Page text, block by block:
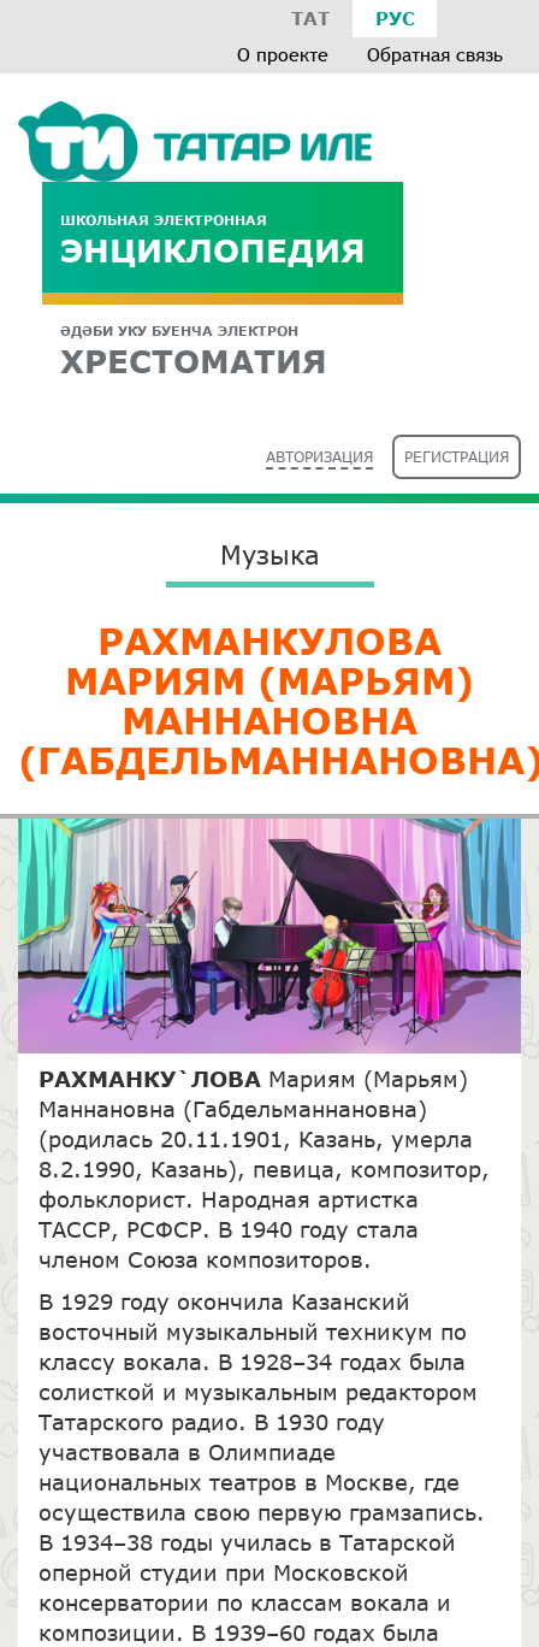
ТАТ РУС
О проекте Обратная связь
ШКОЛЬНАЯ ЭЛЕКТРОННАЯ
ЭНЦИКЛОПЕДИЯ
ӘДӘБИ УКУ БУЕНЧА ЭЛЕКТРОН
ХРЕСТОМАТИЯ
АВТОРИЗАЦИЯ РЕГИСТРАЦИЯ
Музыка
РАХМАНКУЛОВА
МАРИЯМ (МАРЬЯМ)
МАННАНОВНА
РАХМАНКУ`ЛОВАМариям (Марьям)
Маннановна (Габдельманнановна)
(родилась 20.11.1901, Казань, умерла
8.2.1990, Казань), певица, композитор,
фольклорист. Народная артистка
ТАССР, РСФСР. В 1940 году стала
членом Союза композиторов.
В 1929 году окончила Казанский
восточный музыкальный техникум по
классу вокала. В 1928–34 годах была
солисткой и музыкальным редактором
Татарского радио. В 1930 году
участвовала в Олимпиаде
национальных театров в Москве, где
осуществила свою первую грамзапись.
В 1934–38 годы училась в Татарской
оперной студии при Московской
консерватории по классам вокала и
композиции. В 1939–60 годах была